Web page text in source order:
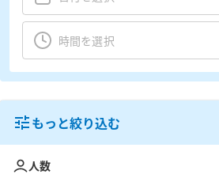
もっと絞り込む
人数